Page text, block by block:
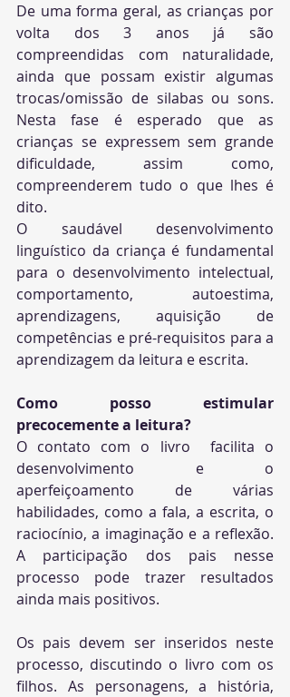
De uma forma geral, as crianças por
volta dos 3 anos já são
compreendidas com naturalidade,
ainda que possam existir algumas
trocas/omissão de silabas ou sons.
Nesta fase é esperado que as
crianças se expressem sem grande
dificuldade, assim como,
compreenderem tudo o que lhes é
dito.
O saudável desenvolvimento
linguístico da criança é fundamental
para o desenvolvimento intelectual,
comportamento, autoestima,
aprendizagens, aquisição de
competências e pré-requisitos para a
aprendizagem da leitura e escrita.
Como posso estimular
precocemente a leitura?
O contato com o livro  facilita o
desenvolvimento e o
aperfeiçoamento de várias
habilidades, como a fala, a escrita, o
raciocínio, a imaginação e a reflexão.
A participação dos pais nesse
processo pode trazer resultados
ainda mais positivos.
Os pais devem ser inseridos neste
processo, discutindo o livro com os
filhos. As personagens, a história,